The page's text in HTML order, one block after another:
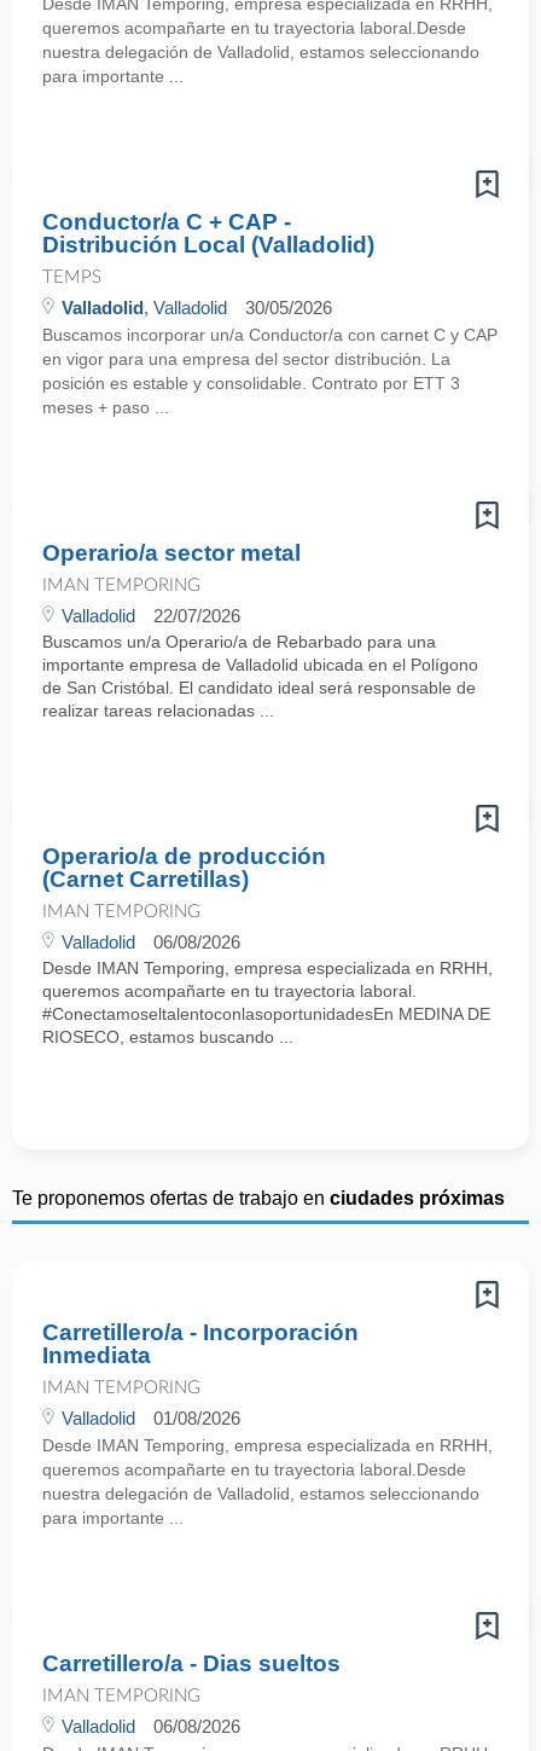
queremos acompañarte en tu trayectoria laboral.Desde
nuestra delegación de Valladolid, estamos seleccionando
para importante ...
Conductor/a C + CAP -
Distribución Local (Valladolid)
TEMPS
Valladolid, Valladolid 30/05/2026
Buscamos incorporar un/a Conductor/a con carnet C y CAP
en vigor para una empresa del sector distribución. La
posición es estable y consolidable. Contrato por ETT 3
meses + paso ...
Operario/a sector metal
IMAN TEMPORING
Valladolid 22/07/2026
Buscamos un/a Operario/a de Rebarbado para una
importante empresa de Valladolid ubicada en el Polígono
de San Cristóbal. El candidato ideal será responsable de
realizar tareas relacionadas ...
Operario/a de producción
(Carnet Carretillas)
IMAN TEMPORING
Valladolid 06/08/2026
Desde IMAN Temporing, empresa especializada en RRHH,
queremos acompañarte en tu trayectoria laboral.
#ConectamoseltalentoconlasoportunidadesEn MEDINA DE
RIOSECO, estamos buscando ...
Te proponemos ofertas de trabajo en ciudades próximas
Carretillero/a - Incorporación
Inmediata
IMAN TEMPORING
Valladolid 01/08/2026
Desde IMAN Temporing, empresa especializada en RRHH,
queremos acompañarte en tu trayectoria laboral.Desde
nuestra delegación de Valladolid, estamos seleccionando
para importante ...
Carretillero/a - Dias sueltos
IMAN TEMPORING
Valladolid 06/08/2026